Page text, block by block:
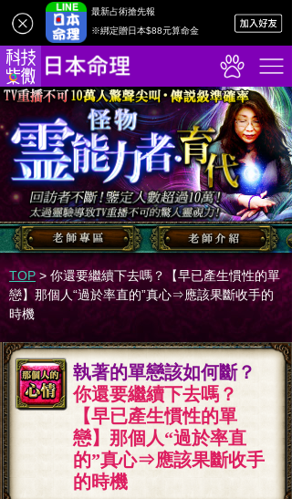
最新占術搶先報
※綁定贈日本$88元算命金
TOP> 你還要繼續下去嗎？【早已產生慣性的單
戀】那個人“過於率直的”真心⇒應該果斷收手的
時機
執著的單戀該如何斷？
你還要繼續下去嗎？
【早已產生慣性的單
戀】那個人“過於率直
的”真心⇒應該果斷收手
的時機